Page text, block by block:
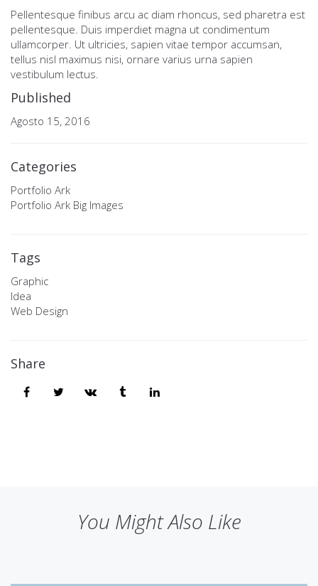
Pellentesque finibus arcu ac diam rhoncus, sed pharetra est
pellentesque. Duis imperdiet magna ut condimentum
ullamcorper. Ut ultricies, sapien vitae tempor accumsan,
tellus nisl maximus nisi, ornare varius urna sapien
vestibulum lectus.
Published
Agosto 15, 2016
Categories
Portfolio Ark
Portfolio Ark Big Images
Tags
Graphic
Idea
Web Design
Share
You Might Also Like